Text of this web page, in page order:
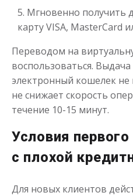
Деньги до
Сумма
Срок
Мгновенно получить
карту VISA, MasterCard
Переводом на
воспользоваться.
электронный кошелек не
не снижает скорость
течение 10-15 минут.
Условия
с плохой
Для новых клиентов